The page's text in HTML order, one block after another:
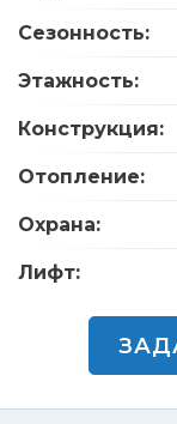
Сезонность:
Этажность:
Конструкция:
Отопление:
Охрана:
Лифт: